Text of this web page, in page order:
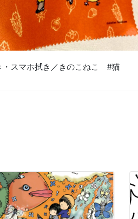
・スマホ拭き／きのこねこ #猫